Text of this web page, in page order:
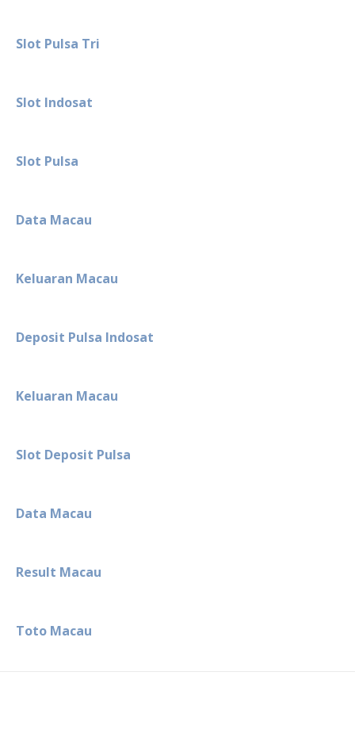
Slot Pulsa Tri
Slot Indosat
Slot Pulsa
Data Macau
Keluaran Macau
Deposit Pulsa Indosat
Keluaran Macau
Slot Deposit Pulsa
Data Macau
Result Macau
Toto Macau